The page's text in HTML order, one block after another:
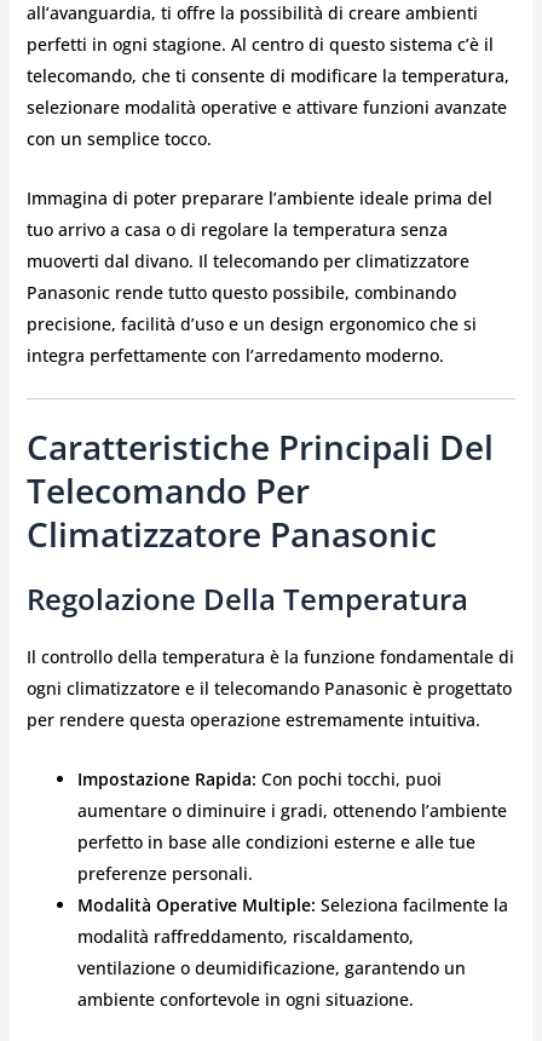
all’avanguardia, ti offre la possibilità di creare ambienti
perfetti in ogni stagione. Al centro di questo sistema c’è il
telecomando, che ti consente di modificare la temperatura,
selezionare modalità operative e attivare funzioni avanzate
con un semplice tocco.
Immagina di poter preparare l’ambiente ideale prima del
tuo arrivo a casa o di regolare la temperatura senza
muoverti dal divano. Il telecomando per climatizzatore
Panasonic rende tutto questo possibile, combinando
precisione, facilità d’uso e un design ergonomico che si
integra perfettamente con l’arredamento moderno.
Caratteristiche Principali Del
Telecomando Per
Climatizzatore Panasonic
Regolazione Della Temperatura
Il controllo della temperatura è la funzione fondamentale di
ogni climatizzatore e il telecomando Panasonic è progettato
per rendere questa operazione estremamente intuitiva.
Impostazione Rapida: Con pochi tocchi, puoi
aumentare o diminuire i gradi, ottenendo l’ambiente
perfetto in base alle condizioni esterne e alle tue
preferenze personali.
Modalità Operative Multiple: Seleziona facilmente la
modalità raffreddamento, riscaldamento,
ventilazione o deumidificazione, garantendo un
ambiente confortevole in ogni situazione.